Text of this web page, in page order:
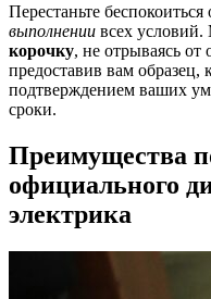
Перестаньте
выполнении всех
корочку, не отрываясь от
предоставив вам
подтверждением ваших
сроки.
Преимущества
официального
электрика